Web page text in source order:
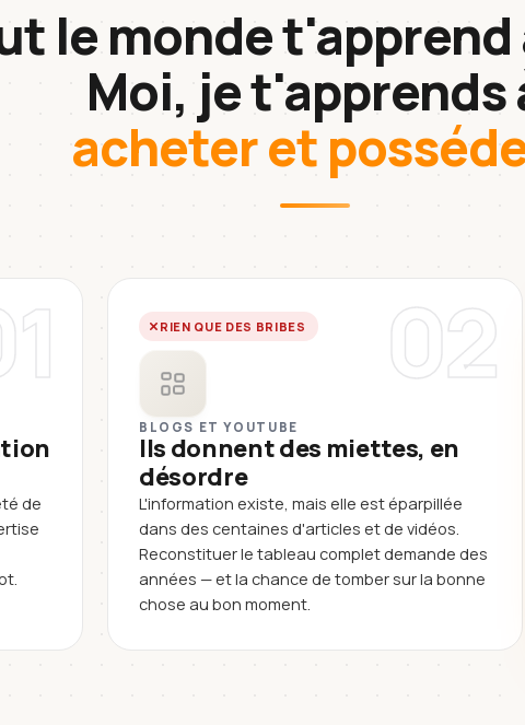
le monde t'apprend
Moi, je t'apprends
acheter et
de
02
RIEN QUE DES BRIBES
BLOGS ET YOUTUBE
Ils donnent des miettes, en
désordre
L'information existe, mais elle est éparpillée
dans des centaines d'articles et de vidéos.
Reconstituer le tableau complet demande des
années — et la chance de tomber sur la bonne
chose au bon moment.